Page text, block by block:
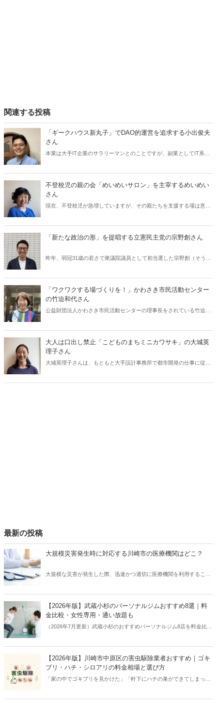
関連する投稿
「ギークハウス新丸子」でDAO的運営を追求する小出俊夫
さん
本業は大手IT企業のサラリーマンとのことですが、副業としてIT系の
ルールを自分では決めていないそうです。また、シェアハウス内では
暗号資産も発行して、DAO的運営を追求しているとか。どんな試みを
しているのか、お話を伺いました。
不登校児の親の会「めいめいサロン」を主宰するめいめい
さん
現在、不登校児が急増していますが、その親たちを支援する場は意外
ちの様々な悩みの受け皿になっています。ご自身の経験とどんなサロ
ンなのか、お話を伺いました。
「新たな政治の形」を提唱する立憲民主党の宗野創さん
昨年、弱冠31歳の若さで衆議院議員として初当選した宗野創（そうの
ます。その原点には、子どもの頃の介護経験があるとか。また、銀行
マンとしての経験も活かされているそうです。これまでの道のりと今
後の取り組みについてお話を伺いました。
「ワクワクする場づくりを！」かわさき市民活動センター
の竹迫和代さん
公益財団法人かわさき市民活動センターの理事長をされている竹迫和
ける住民参加のプロセスデザインを仕事としてきたキャリアがあるよ
うです。これまで、どのような道のりを歩んでこられたのか、お話を
伺いました。
大人は口出し禁止「こどものまちミニカワサキ」の大城英
理子さん
大城英理子さんは、もともと大手設計事務所で都市開発の仕事に従事
最新の投稿
大規模災害発生時に対応する川崎市の医療機関はどこ？
大規模な災害が発生した際、迅速かつ適切に医療機関を利用すること
と病院の選び方について、わかりやすくご案内します。
【2026年版】武蔵小杉のパーソナルジムおすすめ8選｜料
金比較・女性専用・通い放題も
（2026年7月更新）武蔵小杉のおすすめパーソナルジム8店を料金比較
較できます。
【2026年版】川崎市中原区の害虫駆除業者おすすめ｜ゴキ
ブリ・ハチ・シロアリの料金相場と選び方
「家の中でゴキブリを見かけた」「軒下にハチの巣ができてしまっ